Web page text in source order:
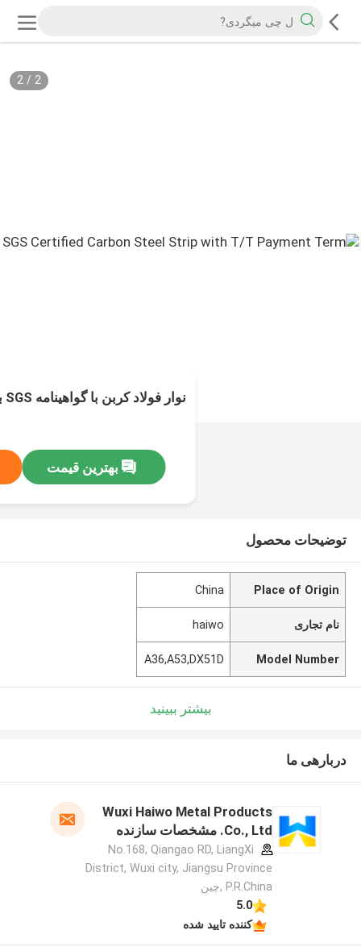
2
/
2
نوار فولاد کربن با گواهینامه SGS با مدت پرداخت T/T
بهترین قیمت
توضیحات محصول
Place of Origin
China
نام تجاری haiwo
Model Number
A36,A53,DX51D
بیشتر ببینید
دربارهی ما
Wuxi Haiwo Metal Products
Co., Ltd. مشخصات سازنده
No.168, Qiangao RD, LiangXi
District, Wuxi city, Jiangsu Province
P.R.China ,چین
5.0
کننده تایید شده